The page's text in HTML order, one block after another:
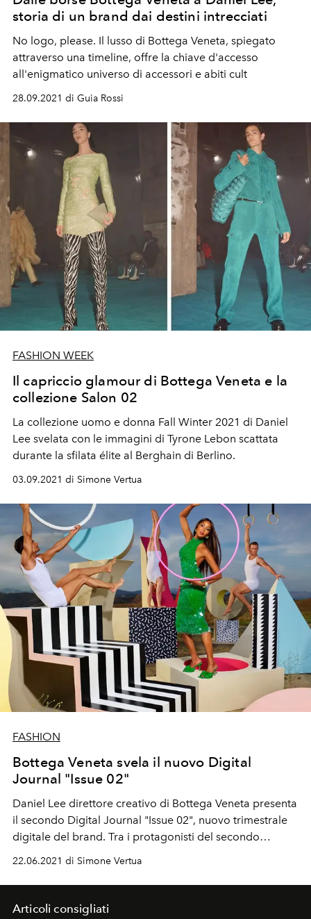
storia di un brand dai destini intrecciati
No logo, please. Il lusso di Bottega Veneta, spiegato
attraverso una timeline, offre la chiave d'accesso
all'enigmatico universo di accessori e abiti cult
28.09.2021 di Guia Rossi
FASHION WEEK
Il capriccio glamour di Bottega Veneta e la
collezione Salon 02
La collezione uomo e donna Fall Winter 2021 di Daniel
Lee svelata con le immagini di Tyrone Lebon scattata
durante la sfilata élite al Berghain di Berlino.
03.09.2021 di Simone Vertua
FASHION
Bottega Veneta svela il nuovo Digital
Journal "Issue 02"
Daniel Lee direttore creativo di Bottega Veneta presenta
il secondo Digital Journal "Issue 02", nuovo trimestrale
digitale del brand. Tra i protagonisti del secondo
numero anche Roberto Bolle, Naomi Campbell e Travis
contenuti del secondo numero.
22.06.2021 di Simone Vertua
Articoli consigliati